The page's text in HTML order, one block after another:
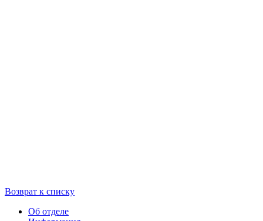
Возврат к списку
Об отделе